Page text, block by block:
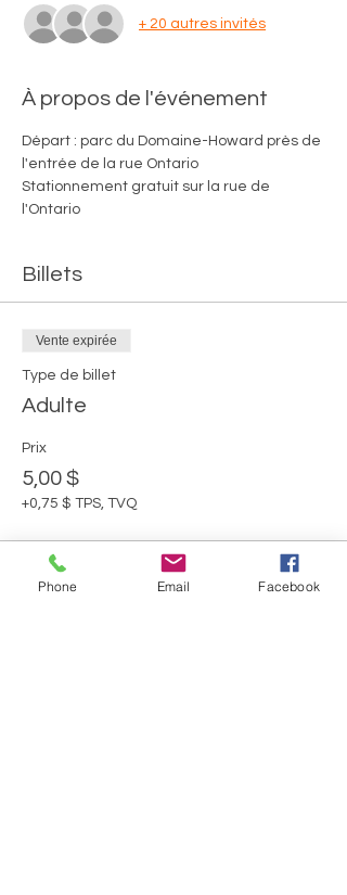
+ 20 autres invités
À propos de l'événement
Départ : parc du Domaine-Howard près de
l'entrée de la rue Ontario
Stationnement gratuit sur la rue de
l'Ontario
Billets
Vente expirée
Type de billet
Adulte
Prix
5,00 $
+0,75 $ TPS, TVQ
Vente expirée
Phone Email Facebook